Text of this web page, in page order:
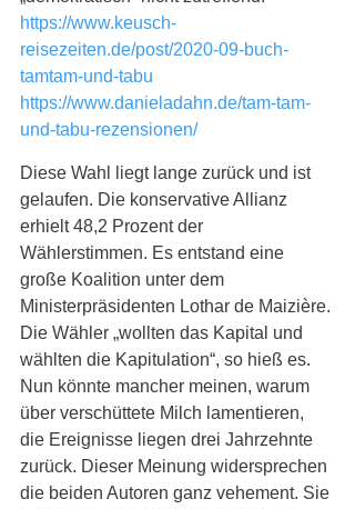
https://www.keusch-
reisezeiten.de/post/2020-09-buch-
tamtam-und-tabu
https://www.danieladahn.de/tam-tam-
und-tabu-rezensionen/
Diese Wahl liegt lange zurück und ist
gelaufen. Die konservative Allianz
erhielt 48,2 Prozent der
Wählerstimmen. Es entstand eine
große Koalition unter dem
Ministerpräsidenten Lothar de Maizière.
Die Wähler „wollten das Kapital und
wählten die Kapitulation“, so hieß es.
Nun könnte mancher meinen, warum
über verschüttete Milch lamentieren,
die Ereignisse liegen drei Jahrzehnte
zurück. Dieser Meinung widersprechen
die beiden Autoren ganz vehement. Sie